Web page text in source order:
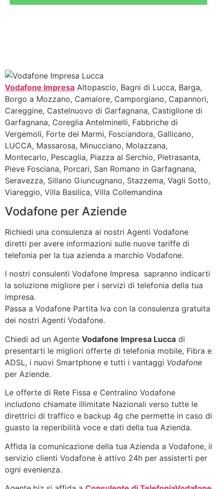
Vodafone Impresa Altopascio, Bagni di Lucca, Barga,
Borgo a Mozzano, Camaiore, Camporgiano, Capannori,
Careggine, Castelnuovo di Garfagnana, Castiglione di
Garfagnana, Coreglia Antelminelli, Fabbriche di
Vergemoli, Forte dei Marmi, Fosciandora, Gallicano,
LUCCA, Massarosa, Minucciano, Molazzana,
Montecarlo, Pescaglia, Piazza al Serchio, Pietrasanta,
Pieve Fosciana, Porcari, San Romano in Garfagnana,
Seravezza, Sillano Giuncugnano, Stazzema, Vagli Sotto,
Viareggio, Villa Basilica, Villa Collemandina
Vodafone per Aziende
Richiedi una consulenza ai nostri Agenti Vodafone
diretti per avere informazioni sulle nuove tariffe di
telefonia per la tua azienda a marchio Vodafone.
I nostri consulenti Vodafone Impresa sapranno indicarti
la soluzione migliore per i servizi di telefonia della tua
impresa.
Passa a Vodafone Partita Iva con la consulenza gratuita
dei nostri Agenti Vodafone.
Chiedi ad un Agente Vodafone Impresa Lucca di
presentarti le migliori offerte di telefonia mobile, Fibra e
ADSL, i nuovi Smartphone e tutti i vantaggi Vodafone
per Aziende.
Le offerte di Rete Fissa e Centralino Vodafone
includono chiamate illimitate Nazionali verso tutte le
direttrici di traffico e backup 4g che permette in caso di
guasto la reperibilità voce e dati della tua Azienda.
Affida la comunicazione della tua Azienda a Vodafone, il
servizio clienti Vodafone è attivo 24h per assisterti per
ogni evenienza.